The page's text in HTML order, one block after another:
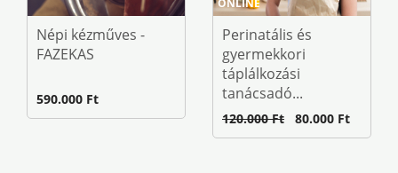
Népi kézműves -
FAZEKAS
590.000 Ft
Perinatális és
gyermekkori
táplálkozási
tanácsadó...
120.000 Ft 80.000 Ft